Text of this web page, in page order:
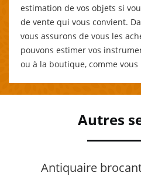
estimation de vos objets si
de vente qui vous convient.
vous assurons de vous les
pouvons estimer vos
ou à la boutique, comme vous
Autres
Antiquaire